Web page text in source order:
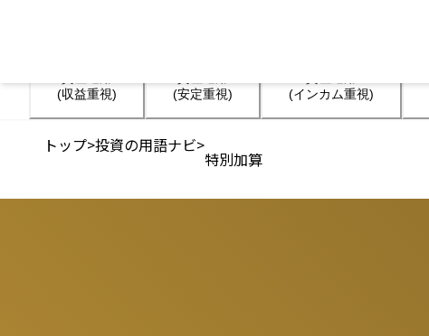
(収益重視)
(安定重視)
(インカム重視)
トップ>投資の用語ナビ>
特別加算